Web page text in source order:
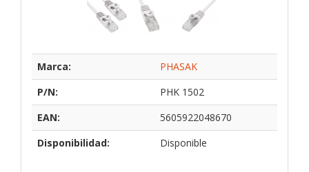
Marca:
PHASAK
P/N:
PHK 1502
EAN:
5605922048670
Disponibilidad:
Disponible